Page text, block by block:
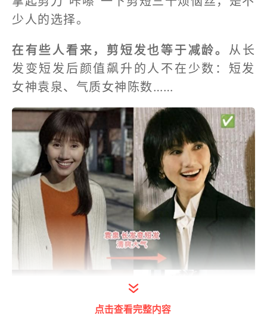
少人的选择。
在有些人看来，剪短发也等于减龄。 从长
发变短发后颜值飙升的人不在少数：短发
女神袁泉、气质女神陈数……
点击查看完整内容